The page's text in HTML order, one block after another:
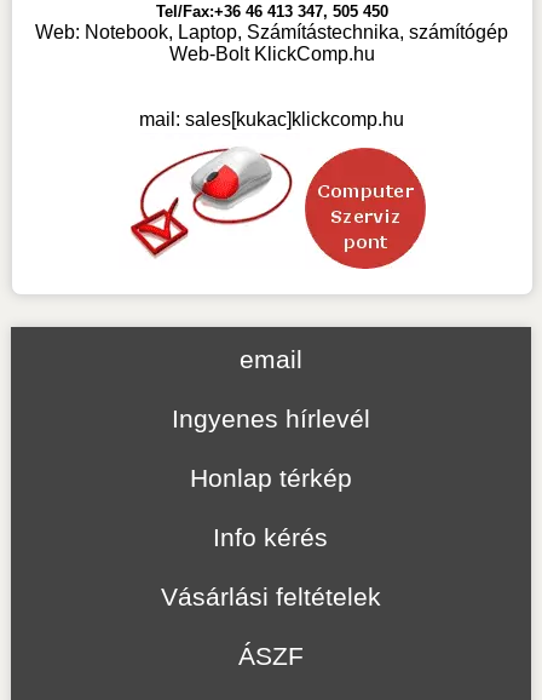
Tel/Fax:+36 46 413 347, 505 450
Web: Notebook, Laptop, Számítástechnika, számítógép
Web-Bolt KlickComp.hu
mail:sales[kukac]klickcomp.hu
email
Ingyenes hírlevél
Honlap térkép
Info kérés
Vásárlási feltételek
ÁSZF